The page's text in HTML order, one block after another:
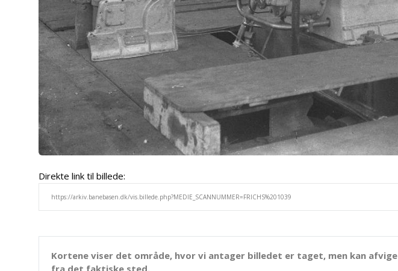
Direkte link til billede:
Kortene viser det område, hvor vi antager billedet er taget, men kan afvige